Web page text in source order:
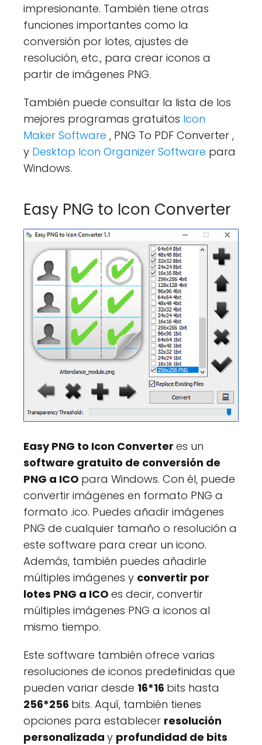
impresionante. También tiene otras
funciones importantes como la
conversión por lotes, ajustes de
resolución, etc., para crear iconos a
partir de imágenes PNG.
También puede consultar la lista de los
mejores programas gratuitos Icon
Maker Software , PNG To PDF Converter ,
y Desktop Icon Organizer Software para
Windows.
Easy PNG to Icon Converter
Easy PNG to Icon Converter es un
software gratuito de conversión de
PNG a ICO para Windows. Con él, puede
convertir imágenes en formato PNG a
formato .ico. Puedes añadir imágenes
PNG de cualquier tamaño o resolución a
este software para crear un icono.
Además, también puedes añadirle
múltiples imágenes y convertir por
lotes PNG a ICO es decir, convertir
múltiples imágenes PNG a iconos al
mismo tiempo.
Este software también ofrece varias
resoluciones de iconos predefinidas que
pueden variar desde 16*16 bits hasta
256*256 bits. Aquí, también tienes
opciones para establecer resolución
personalizada y profundidad de bits